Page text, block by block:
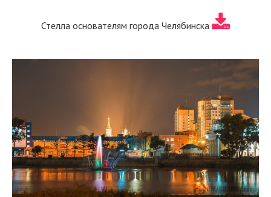
Стелла основателям города Челябинска